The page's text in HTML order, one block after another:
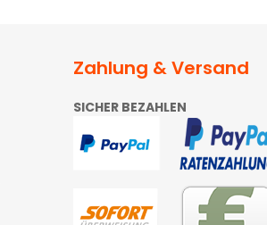
Zahlung & Versand
SICHER BEZAHLEN